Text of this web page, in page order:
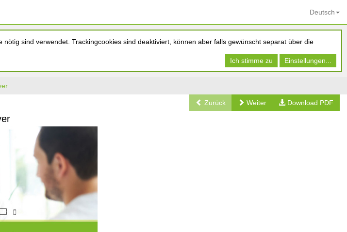
sind verwendet. Trackingcookies sind deaktiviert, können aber falls gewünscht separat über die
Ich stimme zu
Einstellungen...
Deutsch
Zurück Weiter Download PDF